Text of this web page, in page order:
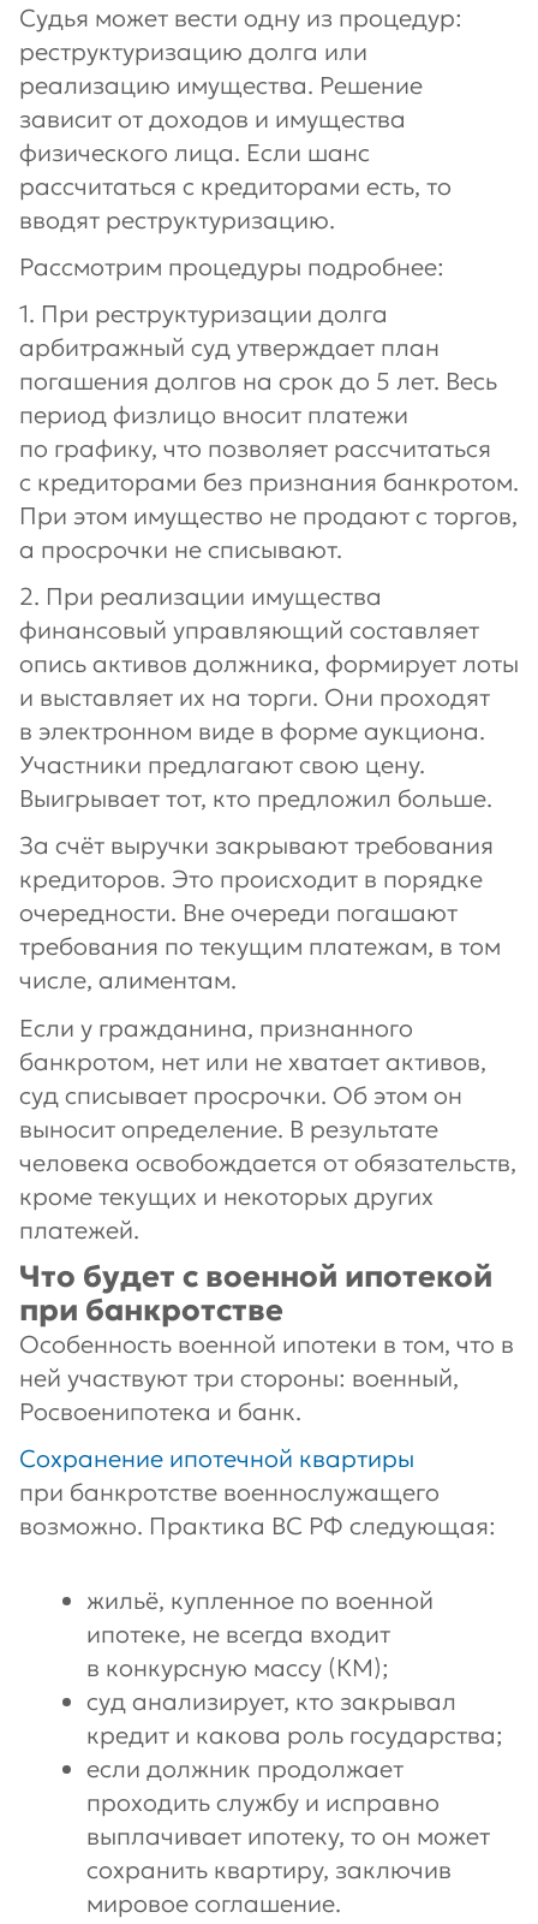
Судья может вести одну из процедур:
реструктуризацию долга или
реализацию имущества. Решение
зависит от доходов и имущества
физического лица. Если шанс
рассчитаться с кредиторами есть, то
вводят реструктуризацию.
Рассмотрим процедуры подробнее:
1. При реструктуризации долга
арбитражный суд утверждает план
погашения долгов на срок до 5 лет. Весь
период физлицо вносит платежи
по графику, что позволяет рассчитаться
с кредиторами без признания банкротом.
При этом имущество не продают с торгов,
а просрочки не списывают.
2. При реализации имущества
финансовый управляющий составляет
опись активов должника, формирует лоты
и выставляет их на торги. Они проходят
в электронном виде в форме аукциона.
Участники предлагают свою цену.
Выигрывает тот, кто предложил больше.
За счёт выручки закрывают требования
кредиторов. Это происходит в порядке
очередности. Вне очереди погашают
требования по текущим платежам, в том
числе, алиментам.
Если у гражданина, признанного
банкротом, нет или не хватает активов,
суд списывает просрочки. Об этом он
выносит определение. В результате
человека освобождается от обязательств,
кроме текущих и некоторых других
платежей.
Что будет с военной ипотекой
при банкротстве
Особенность военной ипотеки в том, что в
ней участвуют три стороны: военный,
Росвоенипотека и банк.
Сохранение ипотечной квартиры
при банкротстве военнослужащего
возможно. Практика ВС РФ следующая:
жильё, купленное по военной
ипотеке, не всегда входит
в конкурсную массу (КМ);
суд анализирует, кто закрывал
кредит и какова роль государства;
если должник продолжает
проходить службу и исправно
выплачивает ипотеку, то он может
сохранить квартиру, заключив
мировое соглашение.